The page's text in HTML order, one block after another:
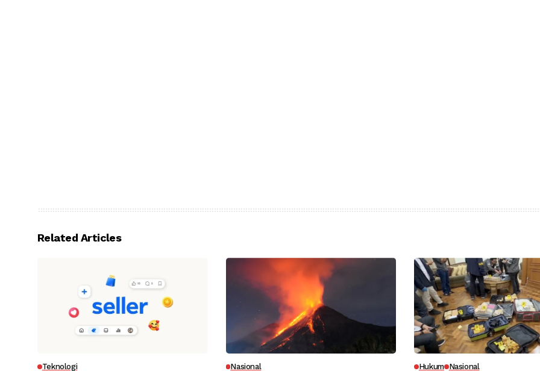
Related Articles
Teknologi Nasional Hukum Nasional